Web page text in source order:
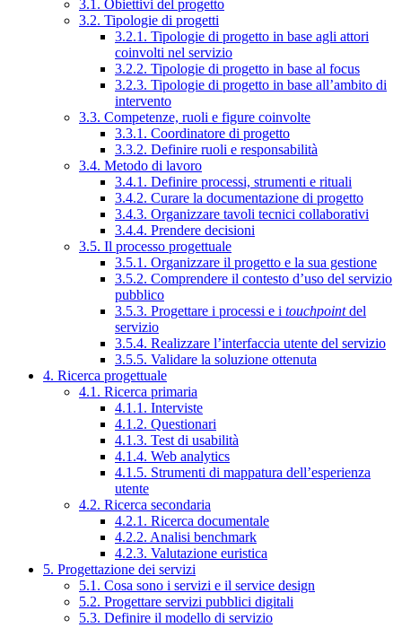
3.1. Obiettivi del progetto
3.2. Tipologie di progetti
3.2.1. Tipologie di progetto in base agli attori
coinvolti nel servizio
3.2.2. Tipologie di progetto in base al focus
3.2.3. Tipologie di progetto in base all’ambito di
intervento
3.3. Competenze, ruoli e figure coinvolte
3.3.1. Coordinatore di progetto
3.3.2. Definire ruoli e responsabilità
3.4. Metodo di lavoro
3.4.1. Definire processi, strumenti e rituali
3.4.2. Curare la documentazione di progetto
3.4.3. Organizzare tavoli tecnici collaborativi
3.4.4. Prendere decisioni
3.5. Il processo progettuale
3.5.1. Organizzare il progetto e la sua gestione
3.5.2. Comprendere il contesto d’uso del servizio
pubblico
3.5.3. Progettare i processi e i touchpointdel
servizio
3.5.4. Realizzare l’interfaccia utente del servizio
3.5.5. Validare la soluzione ottenuta
4. Ricerca progettuale
4.1. Ricerca primaria
4.1.1. Interviste
4.1.2. Questionari
4.1.3. Test di usabilità
4.1.4. Web analytics
4.1.5. Strumenti di mappatura dell’esperienza
utente
4.2. Ricerca secondaria
4.2.1. Ricerca documentale
4.2.2. Analisi benchmark
4.2.3. Valutazione euristica
5. Progettazione dei servizi
5.1. Cosa sono i servizi e il service design
5.2. Progettare servizi pubblici digitali
5.3. Definire il modello di servizio